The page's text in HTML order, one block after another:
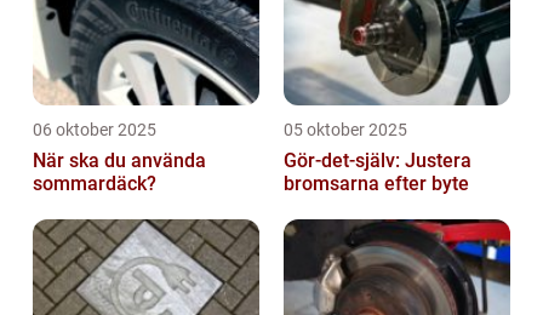
06 oktober 2025
När ska du använda
sommardäck?
05 oktober 2025
Gör-det-själv: Justera
bromsarna efter byte